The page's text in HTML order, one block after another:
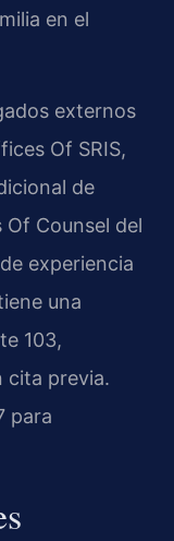
en el
externos
Of SRIS,
de
Of Counsel del
experiencia
una
103,
cita previa.
para